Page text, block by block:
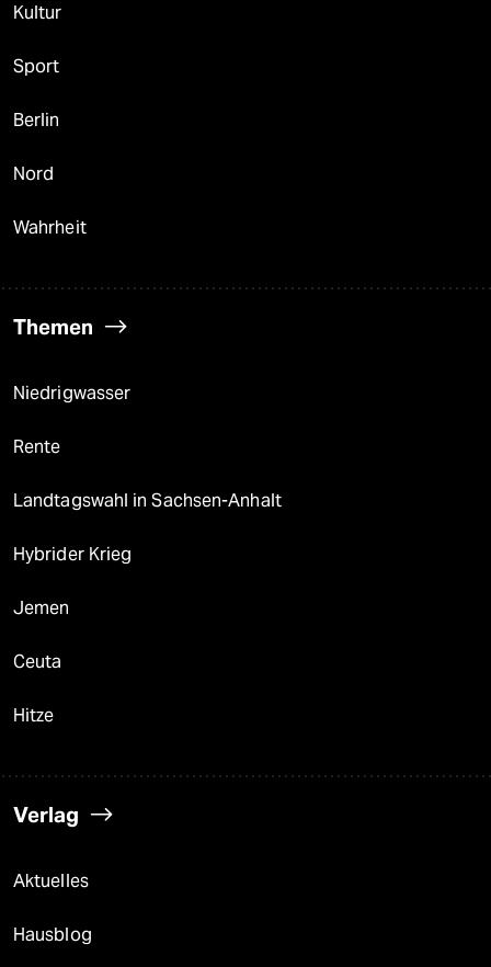
Kultur
Sport
Berlin
Nord
Wahrheit
Themen
Niedrigwasser
Rente
Landtagswahl in Sachsen-Anhalt
Hybrider Krieg
Jemen
Ceuta
Hitze
Verlag
Aktuelles
Hausblog